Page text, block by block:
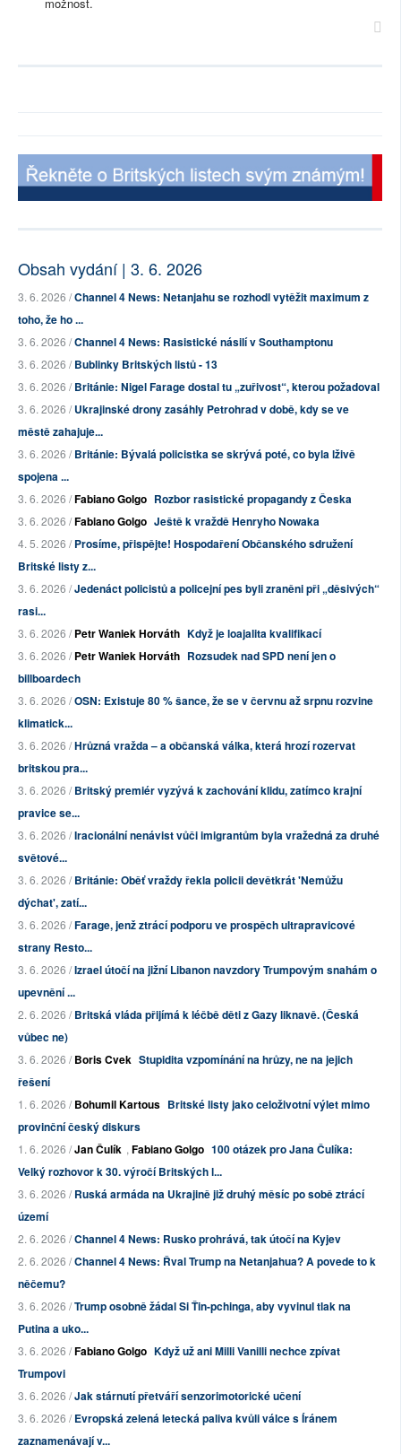
Obsah vydání | 3. 6. 2026
3. 6. 2026 /Channel 4 News: Netanjahu se rozhodl vytěžit maximum z
toho, že ho ...
3. 6. 2026 /Channel 4 News: Rasistické násilí v Southamptonu
3. 6. 2026 /Bublinky Britských listů - 13
3. 6. 2026 /Británie: Nigel Farage dostal tu „zuřivost“, kterou požadoval
3. 6. 2026 /Ukrajinské drony zasáhly Petrohrad v době, kdy se ve
městě zahajuje...
3. 6. 2026 /Británie: Bývalá policistka se skrývá poté, co byla lživě
spojena ...
3. 6. 2026 /Fabiano Golgo Rozbor rasistické propagandy z Česka
3. 6. 2026 /Fabiano Golgo Ještě k vraždě Henryho Nowaka
4. 5. 2026 /Prosíme, přispějte! Hospodaření Občanského sdružení
Britské listy z...
3. 6. 2026 /Jedenáct policistů a policejní pes byli zraněni při „děsivých“
rasi...
3. 6. 2026 /Petr Waniek Horváth Když je loajalita kvalifikací
3. 6. 2026 /Petr Waniek Horváth Rozsudek nad SPD není jen o
billboardech
3. 6. 2026 /OSN: Existuje 80 % šance, že se v červnu až srpnu rozvine
klimatick...
3. 6. 2026 /Hrůzná vražda – a občanská válka, která hrozí rozervat
britskou pra...
3. 6. 2026 /Britský premiér vyzývá k zachování klidu, zatímco krajní
pravice se...
3. 6. 2026 /Iracionální nenávist vůči imigrantům byla vražedná za druhé
světové...
3. 6. 2026 /Británie: Oběť vraždy řekla policii devětkrát 'Nemůžu
dýchat', zatí...
3. 6. 2026 /Farage, jenž ztrácí podporu ve prospěch ultrapravicové
strany Resto...
3. 6. 2026 /Izrael útočí na jižní Libanon navzdory Trumpovým snahám o
upevnění ...
2. 6. 2026 /Britská vláda přijímá k léčbě děti z Gazy liknavě. (Česká
vůbec ne)
3. 6. 2026 /Boris Cvek Stupidita vzpomínání na hrůzy, ne na jejich
řešení
1. 6. 2026 /Bohumil Kartous Britské listy jako celoživotní výlet mimo
provinční český diskurs
1. 6. 2026 /Jan Čulík , Fabiano Golgo 100 otázek pro Jana Čulíka:
Velký rozhovor k 30. výročí Britských l...
3. 6. 2026 /Ruská armáda na Ukrajině již druhý měsíc po sobě ztrácí
území
2. 6. 2026 /Channel 4 News: Rusko prohrává, tak útočí na Kyjev
2. 6. 2026 /Channel 4 News: Řval Trump na Netanjahua? A povede to k
něčemu?
3. 6. 2026 /Trump osobně žádal Si Ťin-pchinga, aby vyvinul tlak na
Putina a uko...
3. 6. 2026 /Fabiano Golgo Když už ani Milli Vanilli nechce zpívat
Trumpovi
3. 6. 2026 /Jak stárnutí přetváří senzorimotorické učení
3. 6. 2026 /Evropská zelená letecká paliva kvůli válce s Íránem
zaznamenávají v...